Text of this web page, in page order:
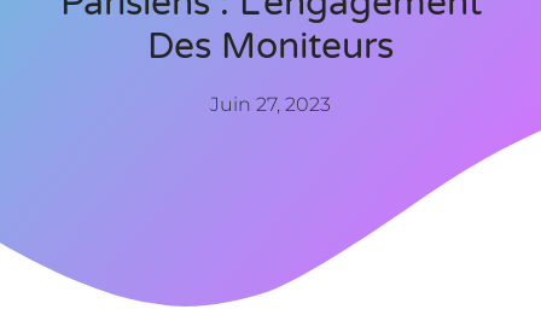
Des Moniteurs
Juin 27, 2023